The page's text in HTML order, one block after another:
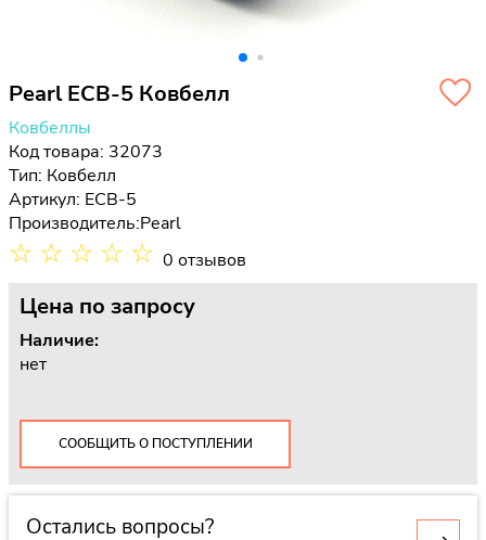
Pearl ECB-5 Ковбелл
Ковбеллы
Код товара: 32073
Тип: Ковбелл
Артикул: ECB-5
Производитель:Pearl
☆ ☆ ☆ ☆ ☆ 0 отзывов
Цена по запросу
Наличие:
нет
СООБЩИТЬ О ПОСТУПЛЕНИИ
Остались вопросы?